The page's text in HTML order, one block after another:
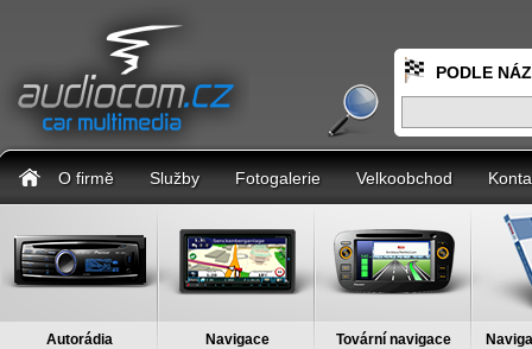
PODLE
O firmě Služby Fotogalerie Velkoobchod
Autorádia Navigace Tovární navigace